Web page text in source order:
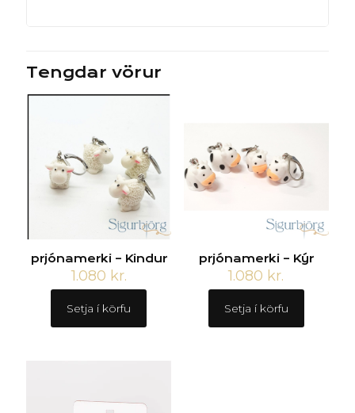
Tengdar vörur
prjónamerki – Kindur
1.080 kr.
Setja í körfu
prjónamerki – Kýr
1.080 kr.
Setja í körfu